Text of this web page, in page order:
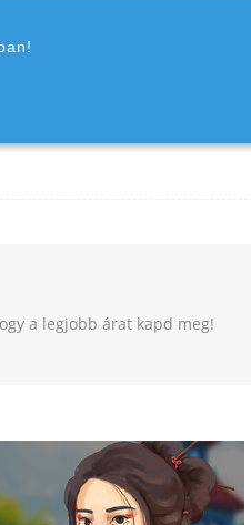
a legjobb árat kapd meg!